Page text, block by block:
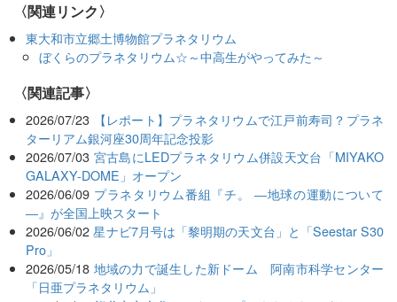
〈関連リンク〉
東大和市立郷土博物館プラネタリウム
ぼくらのプラネタリウム☆～中高生がやってみた～
関連記事
2026/07/23
【レポート】プラネタリウムで江戸前寿司？プラネ
ターリアム銀河座30周年記念投影
2026/07/03 宮古島にLEDプラネタリウム併設天文台「MIYAKO
GALAXY-DOME」オープン
2026/06/09 プラネタリウム番組『チ。 ―地球の運動について
―』が全国上映スタート
2026/06/02 星ナビ7月号は「黎明期の天文台」と「Seestar S30
Pro」
2026/05/18 地域の力で誕生した新ドーム 阿南市科学センター
「日亜プラネタリウム」